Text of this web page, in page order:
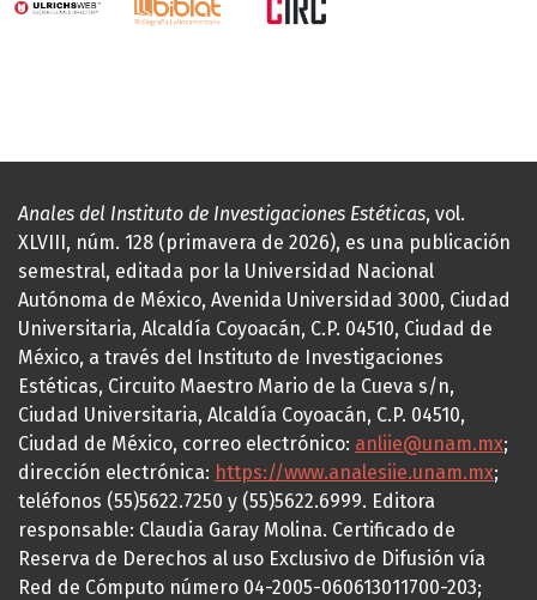
Anales del Instituto de Investigaciones Estéticas, vol.
XLVIII, núm. 128 (primavera de 2026), es una publicación
semestral, editada por la Universidad Nacional
Autónoma de México, Avenida Universidad 3000, Ciudad
Universitaria, Alcaldía Coyoacán, C.P. 04510, Ciudad de
México, a través del Instituto de Investigaciones
Estéticas, Circuito Maestro Mario de la Cueva s/n,
Ciudad Universitaria, Alcaldía Coyoacán, C.P. 04510,
Ciudad de México, correo electrónico: anliie@unam.mx;
dirección electrónica: https://www.analesiie.unam.mx;
teléfonos (55)5622.7250 y (55)5622.6999. Editora
responsable: Claudia Garay Molina. Certificado de
Reserva de Derechos al uso Exclusivo de Difusión vía
Red de Cómputo número 04-2005-060613011700-203;